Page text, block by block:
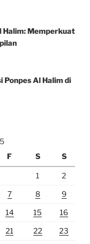
Halim: Memperkuat
Ponpes Al Halim di
F S S
1 2
7 8 9
14 15 16
21 22 23